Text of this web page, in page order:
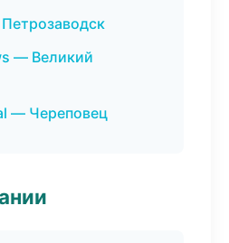
— Великий
— Череповец